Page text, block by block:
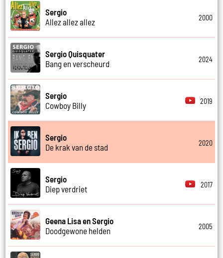
Sergio
Allez allez allez
2000
Sergio Quisquater
Bang en verscheurd
2024
Sergio
Cowboy Billy
2019
Sergio
De krak van de stad
2020
Sergio
Diep verdriet
2017
Geena Lisa en Sergio
Doodgewone helden
2005